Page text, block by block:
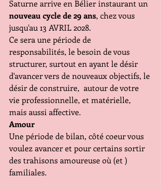
Saturne arrive en Bélier instaurant un
nouveau cycle de 29 ans, chez vous
jusqu'au 13 AVRIL 2028.
Ce sera une période de
responsabilités, le besoin de vous
structurer, surtout en ayant le désir
d'avancer vers de nouveaux objectifs, le
désir de construire,  autour de votre
vie professionnelle, et matérielle,
mais aussi affective.
Amour
Une période de bilan, côté coeur vous
voulez avancer et pour certains sortir
des trahisons amoureuse où (et )
familiales.